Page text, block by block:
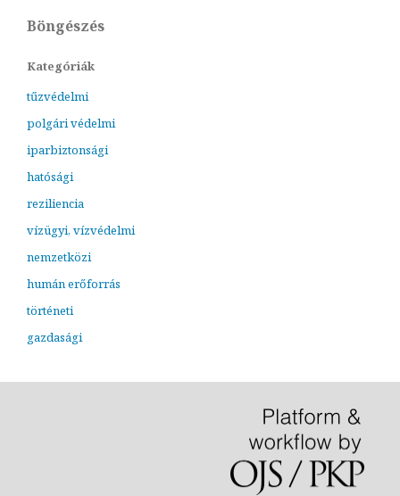
Böngészés
Kategóriák
tűzvédelmi
polgári védelmi
iparbiztonsági
hatósági
reziliencia
vízügyi, vízvédelmi
nemzetközi
humán erőforrás
történeti
gazdasági